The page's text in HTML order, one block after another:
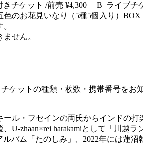
チケット /前売 ¥4,300
B ライブチ
のお花見いなり（5種5個入り）BOX
せん。
チケットの種類・枚数・携帯番号をお
ール・フセインの両氏からインドの
U-zhaan×rei harakamiとして「川越
ルバム「たのしみ」、2022年には蓮